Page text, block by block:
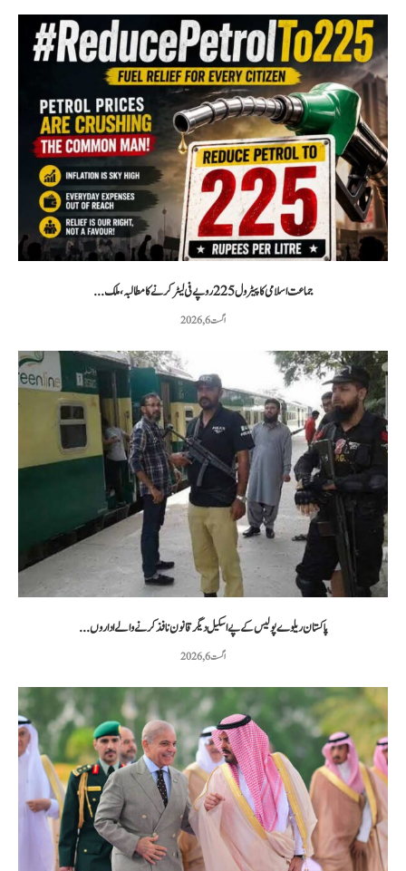
جماعت اسلامی کا پیٹرول 225 روپے فی لیٹر کرنے کا مطالبہ، ملک...
اگست 6, 2026
پاکستان ریلوے پولیس کے پے اسکیل دیگر قانون نافذ کرنے والے اداروں...
اگست 6, 2026